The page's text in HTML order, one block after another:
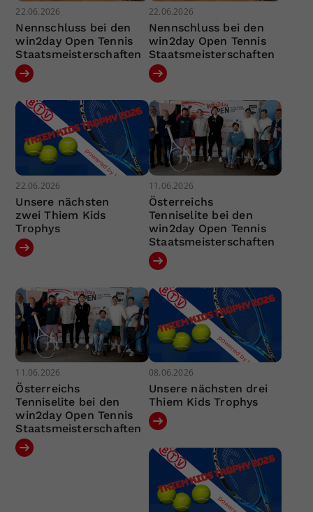
22.06.2026
Nennschluss bei den
win2day Open Tennis
Staatsmeisterschaften
22.06.2026
Nennschluss bei den
win2day Open Tennis
Staatsmeisterschaften
22.06.2026
Unsere nächsten
zwei Thiem Kids
Trophys
11.06.2026
Österreichs
Tenniselite bei den
win2day Open Tennis
Staatsmeisterschaften
11.06.2026
Österreichs
Tenniselite bei den
win2day Open Tennis
Staatsmeisterschaften
08.06.2026
Unsere nächsten drei
Thiem Kids Trophys